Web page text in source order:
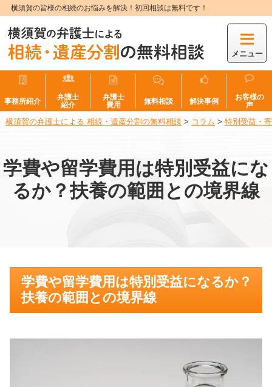
横須賀の皆様の相続のお悩みを解決！初回相談は無料です！
メニュー
事務所紹介
弁護士
紹介
弁護士
費用
無料相談 解決事例
お客様の
声
横須賀の弁護士による 相続・遺産分割の無料相談 > コラム > 特別受益・
学費や留学費用は特別受益にな
るか？扶養の範囲との境界線
学費や留学費用は特別受益になるか？
扶養の範囲との境界線